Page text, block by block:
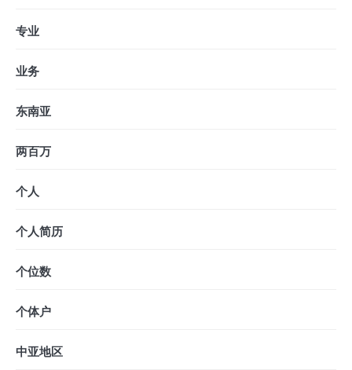
专业
业务
东南亚
两百万
个人
个人简历
个位数
个体户
中亚地区